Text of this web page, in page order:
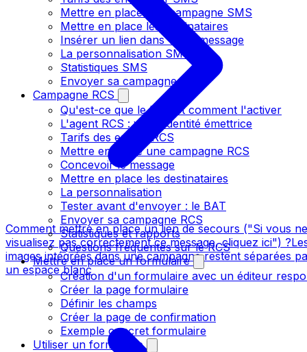
Mettre en place une campagne SMS
Mettre en place les destinataires
Insérer un lien dans votre message
La personnalisation SMS
Statistiques SMS
Envoyer sa campagne SMS
Campagne RCS
Qu'est-ce que le RCS et comment l'activer
L'agent RCS : votre identité émettrice
Tarifs des envois RCS
Mettre en place une campagne RCS
Concevoir le message
Mettre en place les destinataires
La personnalisation
Tester avant d'envoyer : le BAT
Envoyer sa campagne RCS
Statistiques et rapports
Questions fréquentes sur le RCS
Mettre en place un formulaire
Création d'un formulaire avec un éditeur
Créer la page formulaire
Définir les champs
Créer la page de confirmation
Exemple concret formulaire
Utiliser un formulaire
Comment mettre en place un lien de secours ("Si vous ne
visualisez pas correctement ce message, cliquez ici") ?
images intégrées dans une campagne restent séparées
un espace blanc